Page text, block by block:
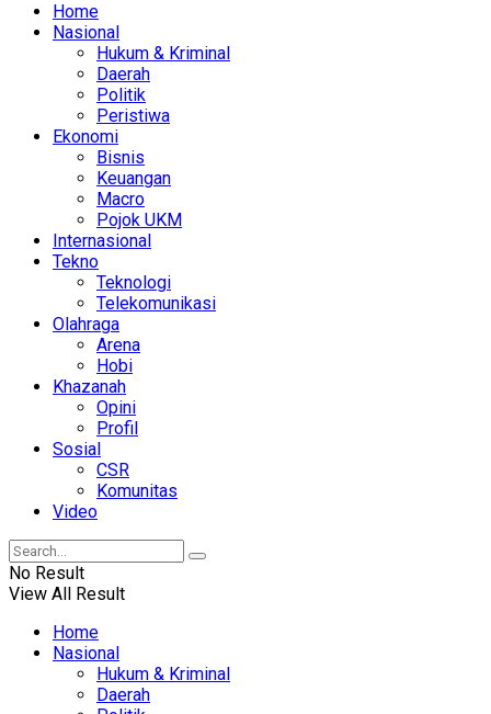
Home
Nasional
Hukum & Kriminal
Daerah
Politik
Peristiwa
Ekonomi
Bisnis
Keuangan
Macro
Pojok UKM
Internasional
Tekno
Teknologi
Telekomunikasi
Olahraga
Arena
Hobi
Khazanah
Opini
Profil
Sosial
CSR
Komunitas
Video
No Result
View All Result
Home
Nasional
Hukum & Kriminal
Daerah